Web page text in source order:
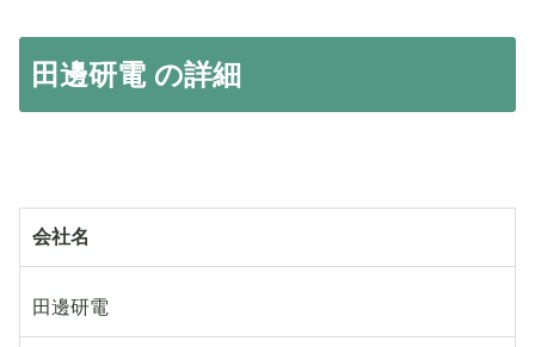
田邊研電 の詳細
会社名
田邊研電